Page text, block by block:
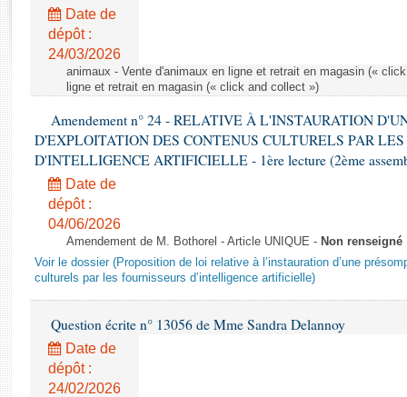
Rapports législatifs
Rapports sur l'application des lois
Baromètre de l’application des lois
Dossiers législatifs
Budget et sécurité sociale
Questions écrites et orales
Comptes rendus des débats
Date de
dépôt :
24/03/2026
animaux - Vente d'animaux en ligne et retrait en magasin («
ligne et retrait en magasin (« click and collect »)
Amendement n° 24 - RELATIVE À L'INSTAURATION
D'EXPLOITATION DES CONTENUS CULTURELS PAR LES
D'INTELLIGENCE ARTIFICIELLE - 1ère lecture (2ème
Date de
dépôt :
04/06/2026
Amendement de M. Bothorel - Article UNIQUE - Non renseigné
Voir le dossier (Proposition de loi relative à l’instauration d’une
culturels par les fournisseurs d’intelligence artificielle)
Question écrite n° 13056 de Mme Sandra Delannoy
Date de
dépôt :
24/02/2026